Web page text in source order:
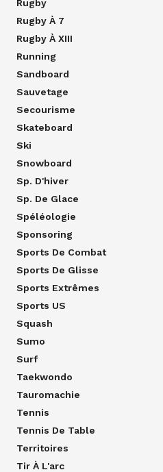
Rugby
Rugby À 7
Rugby À XIII
Running
Sandboard
Sauvetage
Secourisme
Skateboard
Ski
Snowboard
Sp. D'hiver
Sp. De Glace
Spéléologie
Sponsoring
Sports De Combat
Sports De Glisse
Sports Extrêmes
Sports US
Squash
Sumo
Surf
Taekwondo
Tauromachie
Tennis
Tennis De Table
Territoires
Tir À L'arc